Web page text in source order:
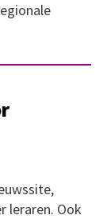
leraren. Ook